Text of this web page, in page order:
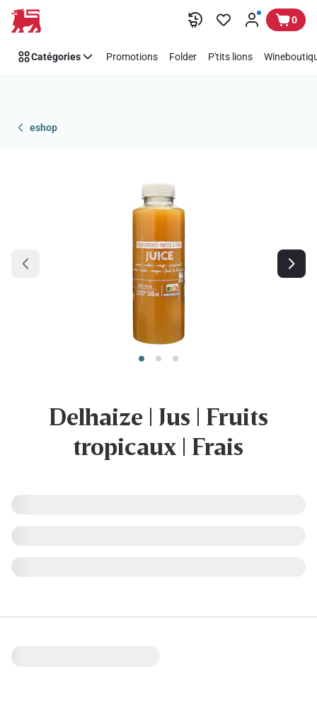
Passer 0
Catégories Promotions Folder P'tits lions
eshop
Delhaize | Jus | Fruits
tropicaux | Frais